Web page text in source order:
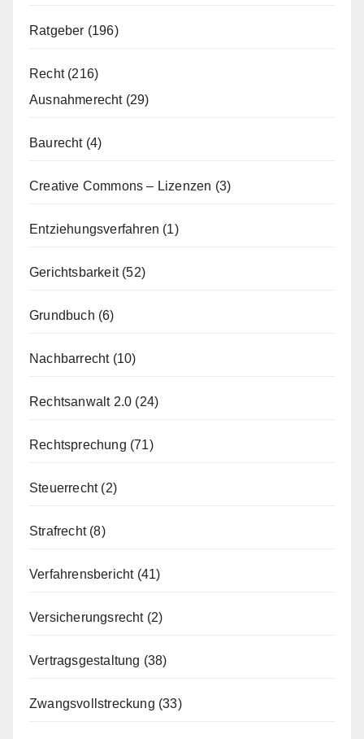
Ratgeber (196)
Recht(216)
Ausnahmerecht(29)
Baurecht(4)
Creative Commons – Lizenzen (3)
Entziehungsverfahren (1)
Gerichtsbarkeit(52)
Grundbuch (6)
Nachbarrecht(10)
Rechtsanwalt 2.0 (24)
Rechtsprechung (71)
Steuerrecht(2)
Strafrecht(8)
Verfahrensbericht(41)
Versicherungsrecht(2)
Vertragsgestaltung (38)
Zwangsvollstreckung (33)